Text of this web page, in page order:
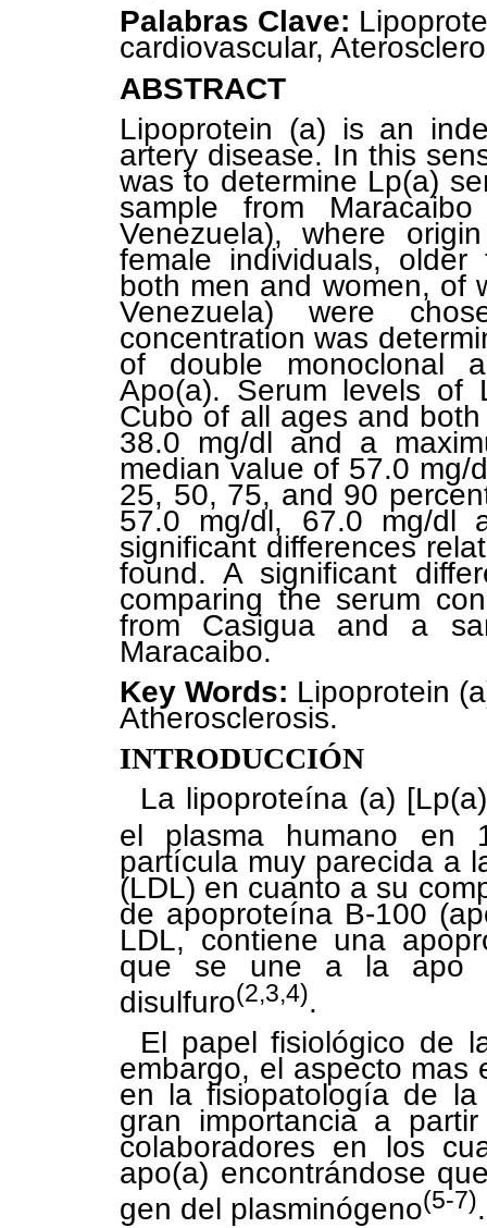
Palabras Clave:
cardiovascular,
ABSTRACT
Lipoprotein (a) is an
artery disease. In this
was to determine Lp(a)
sample from
Venezuela), where
female individuals,
both men and women, of
Venezuela) were
concentration was
of double monoclonal
Apo(a). Serum levels of
Cubo of all ages and
38.0 mg/dl and a
median value of 57.0 mg/
25, 50, 75, and 90
57.0 mg/dl, 67.0 mg/dl
significant differences
found. A significant
comparing the serum
from Casigua and a
Maracaibo.
Key Words: Lipoprotein
Atherosclerosis.
INTRODUCCIÓN
La lipoproteína (a)
el plasma humano en
partícula muy parecida a
(LDL) en cuanto a su
de apoproteína B-100
LDL, contiene una
que se une a la apo
disulfuro(2,3,4).
El papel fisiológico de
embargo, el aspecto mas
en la fisiopatología de la
gran importancia a
colaboradores en los
apo(a) encontrándose
gen del plasminógeno(5-7).